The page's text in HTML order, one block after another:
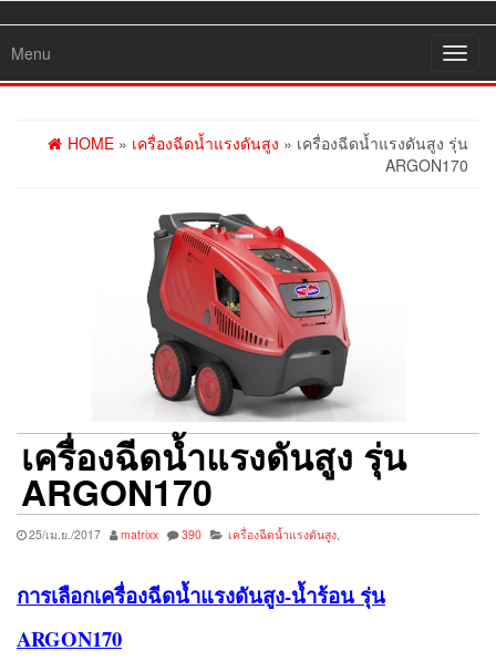
Menu
HOME » เครื่องฉีดน้ำแรงดันสูง » เครื่องฉีดน้ำแรงดันสูง รุ่น
ARGON170
เครื่องฉีดน้ำแรงดันสูง รุ่น
ARGON170
25/เม.ย./2017 matrixx 390 เครื่องฉีดน้ำแรงดันสูง,
การเลือกเครื่องฉีดน้ำแรงดันสูง-น้ำร้อน รุ่น
ARGON170